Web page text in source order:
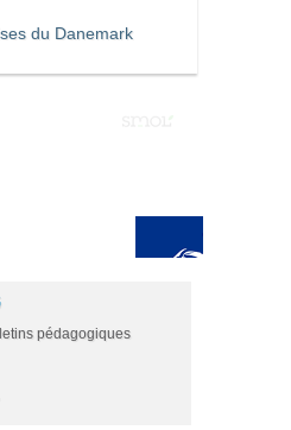
du Danemark
pédagogiques